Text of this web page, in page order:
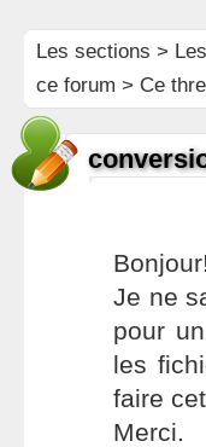
Les sections >
ce forum > Ce
Bonjour!
Je ne
pour
les
faire
Merci.